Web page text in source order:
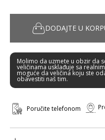
DODAJTE U
Molimo da uzmete u obzir da
veličinama usklađuje sa
moguće da veličina koju ste
obavestiti naš tim.
Poručite telefonom